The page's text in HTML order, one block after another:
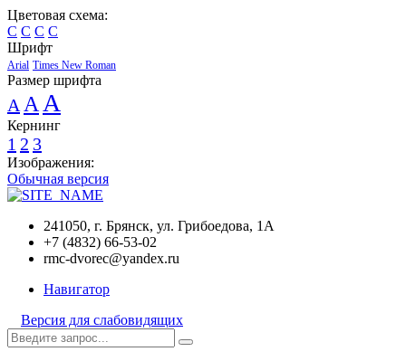
Цветовая схема:
C C C C
Шрифт
Arial Times New Roman
Размер шрифта
A A A
Кернинг
1 2 3
Изображения:
Обычная версия
241050, г. Брянск, ул. Грибоедова, 1А
+7 (4832) 66-53-02
rmc-dvorec@yandex.ru
Навигатор
Версия для слабовидящих